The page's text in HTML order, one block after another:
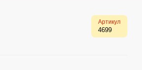
Артикул
4699